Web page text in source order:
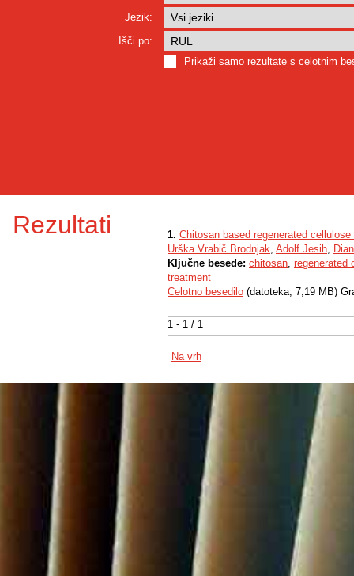
Jezik:
Išči po:
Prikaži samo rezultate s celotnim
Rezultati
1 - 1 / 1
1. Chitosan based regenerated
Urška Vrabič Brodnjak, Adolf Jesih,
Ključne besede: chitosan, regenerated
treatment
Celotno besedilo (datoteka, 7,19 MB)
Na vrh